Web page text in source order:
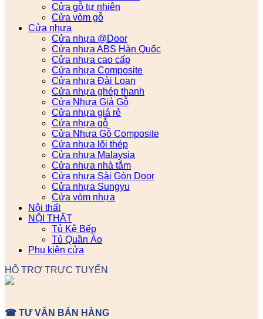
Cửa gỗ tự nhiên
Cửa vòm gỗ
Cửa nhựa
Cửa nhựa @Door
Cửa nhựa ABS Hàn Quốc
Cửa nhựa cao cấp
Cửa nhựa Composite
Cửa nhựa Đài Loan
Cửa nhựa ghép thanh
Cửa Nhựa Giả Gỗ
Cửa nhựa giá rẻ
Cửa nhựa gỗ
Cửa Nhựa Gỗ Composite
Cửa nhựa lõi thép
Cửa nhựa Malaysia
Cửa nhựa nhà tắm
Cửa nhựa Sài Gòn Door
Cửa nhựa Sungyu
Cửa vòm nhựa
Nội thất
NỘI THẤT
Tủ Kệ Bếp
Tủ Quần Áo
Phụ kiện cửa
HỖ TRỢ TRỰC TUYẾN
☎ TƯ VẤN BÁN HÀNG